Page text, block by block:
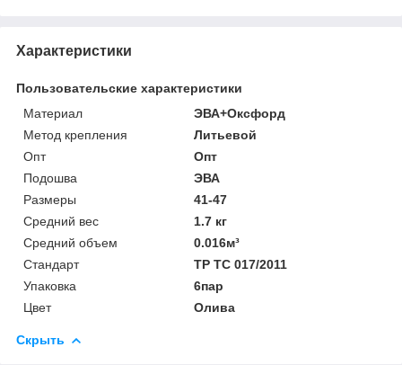
Характеристики
Пользовательские характеристики
Материал
ЭВА+Оксфорд
Метод крепления
Литьевой
Опт
Опт
Подошва
ЭВА
Размеры
41-47
Средний вес
1.7 кг
Средний объем
0.016м³
Стандарт
ТР ТС 017/2011
Упаковка
6пар
Цвет
Олива
Скрыть